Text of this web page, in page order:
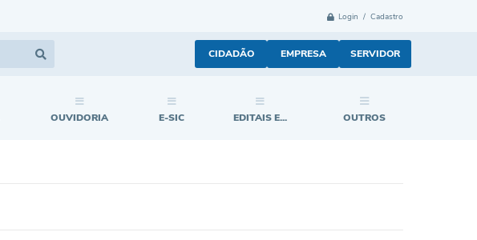
Login / Cadastro
CIDADÃO EMPRESA SERVIDOR
OUVIDORIA E-SIC EDITAIS E... OUTROS